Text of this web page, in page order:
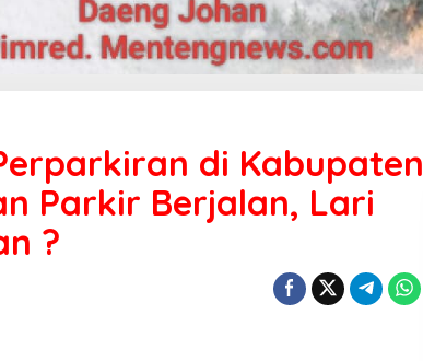
di Kabupaten
Parkir Berjalan, Lari
?